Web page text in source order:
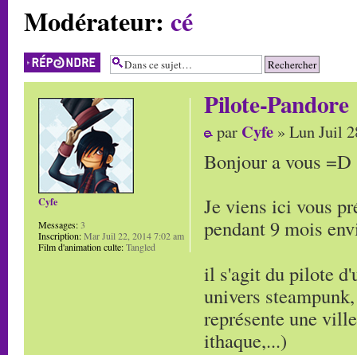
Modérateur: cé
Répondre
Pilote-Pandore
par Cyfe » Lun Juil
Bonjour a vous =D
Je viens ici vous
pendant 9 mois
il s'agit du pilote
univers
représente une
ithaque,...)
Cyfe
Messages:3
Inscription:Mar Juil 22, 2014 7:02 am
Film d'animation culte:Tangled